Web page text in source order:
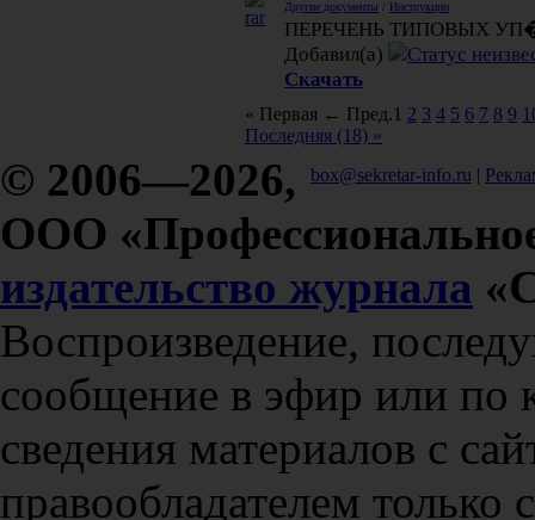
Другие документы / Инструкции
ПЕРЕЧЕНЬ ТИПОВЫХ
Добавил(а)
Скачать
« Первая ← Пред.1 2 3 4 5 6 7 8 9
Последняя (18) »
box@sekretar-info.ru |
© 2006—2026,
ООО
издательство журнала
Воспроизведение,
сообщение в эфир или по
сведения материалов с
правообладателем только